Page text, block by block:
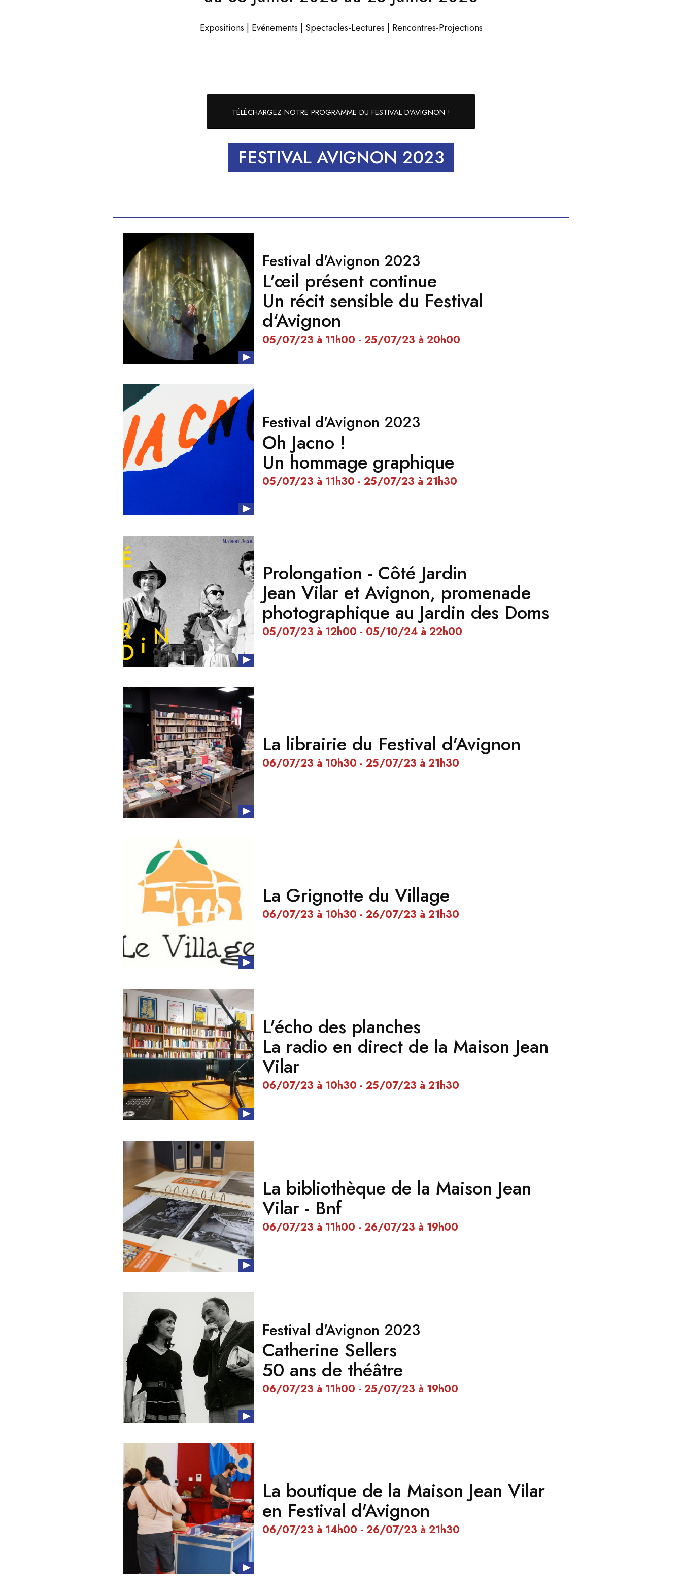
Expositions | Evénements | Spectacles-Lectures | Rencontres-Projections
TÉLÉCHARGEZ NOTRE PROGRAMME DU FESTIVAL D’AVIGNON !
FESTIVAL AVIGNON 2023
Festival d'Avignon 2023
L'œil présent continue
Un récit sensible du Festival
d‘Avignon
05/07/23 à 11h00 - 25/07/23 à 20h00
Festival d'Avignon 2023
Oh Jacno !
Un hommage graphique
05/07/23 à 11h30 - 25/07/23 à 21h30
Prolongation - Côté Jardin
Jean Vilar et Avignon, promenade
photographique au Jardin des Doms
05/07/23 à 12h00 - 05/10/24 à 22h00
La librairie du Festival d'Avignon
06/07/23 à 10h30 - 25/07/23 à 21h30
La Grignotte du Village
06/07/23 à 10h30 - 26/07/23 à 21h30
L'écho des planches
La radio en direct de la Maison Jean
Vilar
06/07/23 à 10h30 - 25/07/23 à 21h30
La bibliothèque de la Maison Jean
Vilar - Bnf
06/07/23 à 11h00 - 26/07/23 à 19h00
Festival d'Avignon 2023
Catherine Sellers
50 ans de théâtre
06/07/23 à 11h00 - 25/07/23 à 19h00
La boutique de la Maison Jean Vilar
en Festival d'Avignon
06/07/23 à 14h00 - 26/07/23 à 21h30